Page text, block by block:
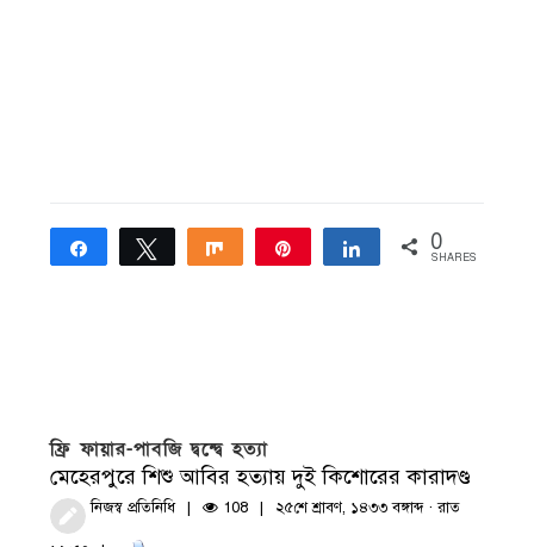
Share Tweet Share Share 0
SHARES
ফ্রি ফায়ার-পাবজি দ্বন্দ্বে হত্যা
মেহেরপুরে শিশু আবির হত্যায় দুই কিশোরের কারাদণ্ড
নিজস্ব প্রতিনিধি 108 ২৫শে শ্রাবণ, ১৪৩৩ বঙ্গাব্দ · রাত